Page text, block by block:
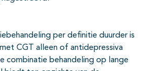
per definitie duurder is
CGT alleen of antidepressiva
combinatie behandeling op lange